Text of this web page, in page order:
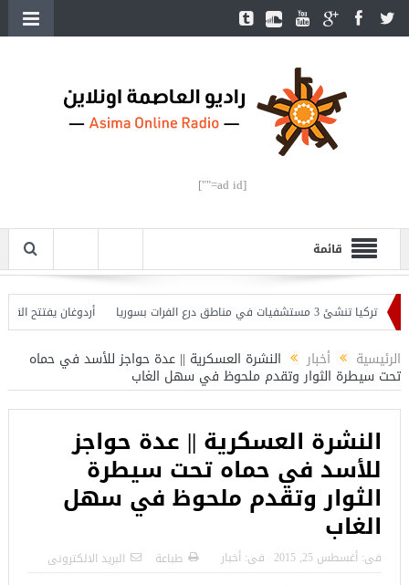
[ad id=""]
قائمة
تركيا تنشئ 3 مستشفيات في مناطق درع الفرات بسوريا
أردوغان يفتتح القسم
الرئيسية أخبار النشرة العسكرية || عدة حواجز للأسد في حماه
تحت سيطرة الثوار وتقدم ملحوظ في سهل الغاب
النشرة العسكرية || عدة حواجز
للأسد في حماه تحت سيطرة
الثوار وتقدم ملحوظ في سهل
الغاب
فى: أغسطس 25, 2015 فى: أخبار طباعة البريد الالكترونى